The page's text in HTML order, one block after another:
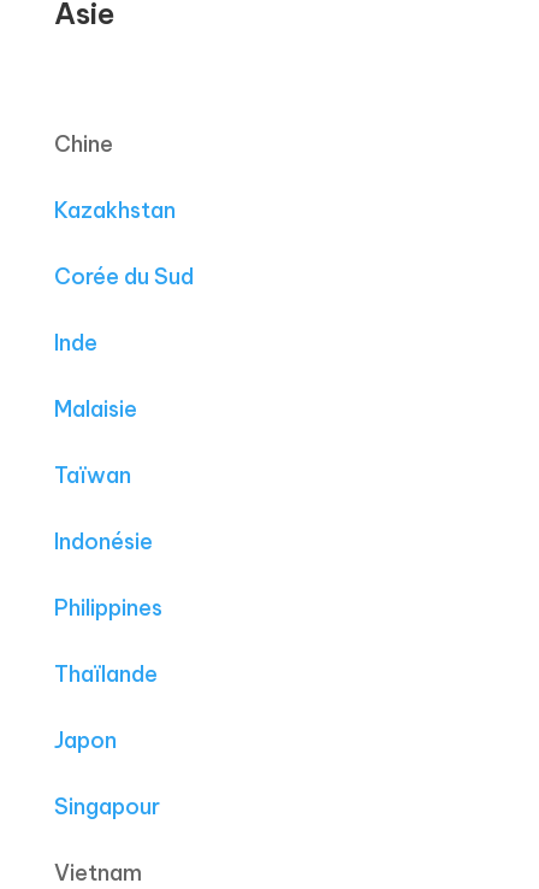
Asie
Chine
Kazakhstan
Corée du Sud
Inde
Malaisie
Taïwan
Indonésie
Philippines
Thaïlande
Japon
Singapour
Vietnam